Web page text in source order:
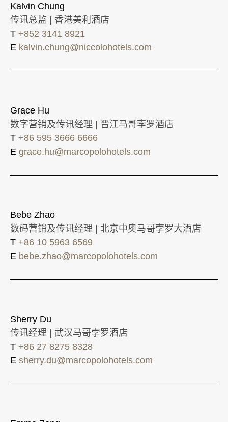
Kalvin Chung
传讯总监 | 香港美利酒店
T +852 3141 8921
E kalvin.chung@niccolohotels.com
Grace Hu
数字营销及传讯经理 | 晋江马哥孛罗酒店
T +86 595 3666 6666
E grace.hu@marcopolohotels.com
Bebe Zhao
数码营销及传讯经理 | 北京中奥马哥孛罗大酒店
T +86 10 5963 6569
E bebe.zhao@marcopolohotels.com
Sherry Du
传讯经理 | 武汉马哥孛罗酒店
T +86 27 8275 8328
E sherry.du@marcopolohotels.com